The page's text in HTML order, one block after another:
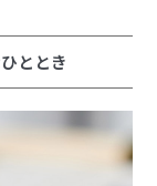
ととき